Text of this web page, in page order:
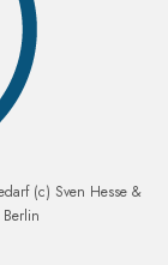
(c) Sven Hesse &